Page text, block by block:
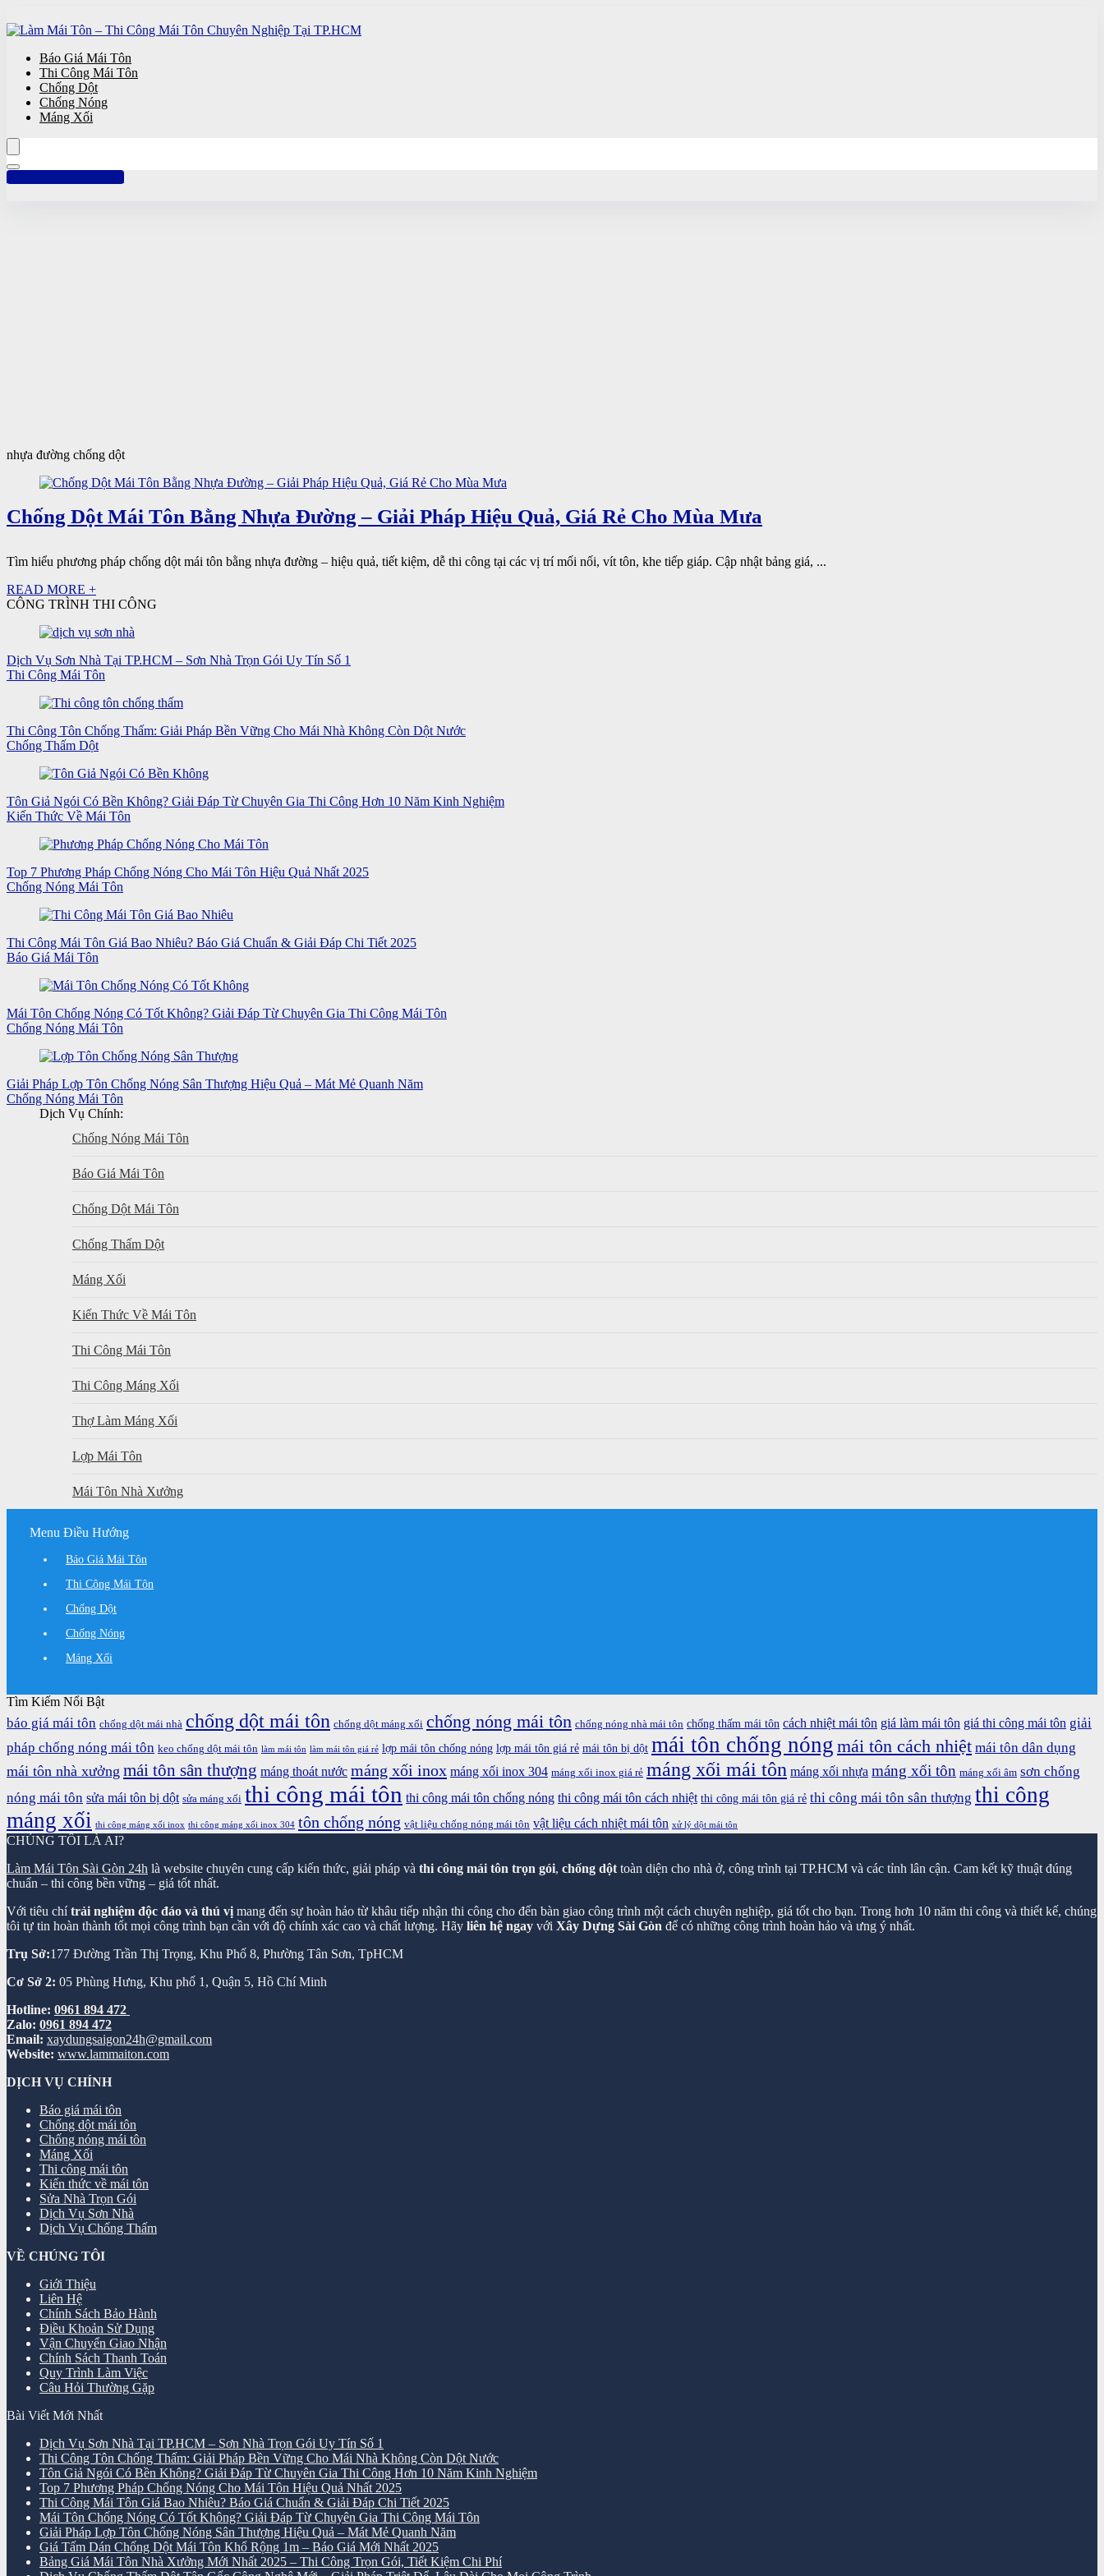
Báo Giá Mái Tôn
Thi Công Mái Tôn
Chống Dột
Chống Nóng
Máng Xối
Hotline: 0961 894 472
nhựa đường chống dột
Chống Dột Mái Tôn Bằng Nhựa Đường – Giải Pháp Hiệu Quả, Giá Rẻ Cho Mùa Mưa
Tìm hiểu phương pháp chống dột mái tôn bằng nhựa đường – hiệu quả, tiết kiệm, dễ thi công tại các vị trí mối nối, vít tôn, khe tiếp giáp. Cập nhật bảng giá, ...
READ MORE +
CÔNG TRÌNH THI CÔNG
Dịch Vụ Sơn Nhà Tại TP.HCM – Sơn Nhà Trọn Gói Uy Tín Số 1
Thi Công Mái Tôn
Thi Công Tôn Chống Thấm: Giải Pháp Bền Vững Cho Mái Nhà Không Còn Dột Nước
Chống Thấm Dột
Tôn Giả Ngói Có Bền Không? Giải Đáp Từ Chuyên Gia Thi Công Hơn 10 Năm Kinh Nghiệm
Kiến Thức Về Mái Tôn
Top 7 Phương Pháp Chống Nóng Cho Mái Tôn Hiệu Quả Nhất 2025
Chống Nóng Mái Tôn
Thi Công Mái Tôn Giá Bao Nhiêu? Báo Giá Chuẩn & Giải Đáp Chi Tiết 2025
Báo Giá Mái Tôn
Mái Tôn Chống Nóng Có Tốt Không? Giải Đáp Từ Chuyên Gia Thi Công Mái Tôn
Chống Nóng Mái Tôn
Giải Pháp Lợp Tôn Chống Nóng Sân Thượng Hiệu Quả – Mát Mẻ Quanh Năm
Chống Nóng Mái Tôn
Dịch Vụ Chính:
Chống Nóng Mái Tôn
Báo Giá Mái Tôn
Chống Dột Mái Tôn
Chống Thấm Dột
Máng Xối
Kiến Thức Về Mái Tôn
Thi Công Mái Tôn
Thi Công Máng Xối
Thợ Làm Máng Xối
Lợp Mái Tôn
Mái Tôn Nhà Xưởng
Menu Điều Hướng
Báo Giá Mái Tôn
Thi Công Mái Tôn
Chống Dột
Chống Nóng
Máng Xối
Tìm Kiếm Nổi Bật
báo giá mái tôn chống dột mái nhà chống dột mái tôn chống dột máng xối chống nóng mái tôn chống nóng nhà mái tôn chống thấm mái tôn cách nhiệt mái tôn giá làm mái tôn giá thi công mái tôn giải
pháp chống nóng mái tôn keo chống dột mái tôn làm mái tôn làm mái tôn giá rẻ lợp mái tôn chống nóng lợp mái tôn giá rẻ mái tôn bị dột mái tôn chống nóng mái tôn cách nhiệt mái tôn dân dụng
mái tôn nhà xưởng mái tôn sân thượng máng thoát nước máng xối inox máng xối inox 304 máng xối inox giá rẻ máng xối mái tôn máng xối nhựa máng xối tôn máng xối âm sơn chống
nóng mái tôn sửa mái tôn bị dột sửa máng xối thi công mái tôn thi công mái tôn chống nóng thi công mái tôn cách nhiệt thi công mái tôn giá rẻ thi công mái tôn sân thượng thi công
máng xối thi công máng xối inox thi công máng xối inox 304 tôn chống nóng vật liệu chống nóng mái tôn vật liệu cách nhiệt mái tôn xử lý dột mái tôn
CHÚNG TÔI LÀ AI?
Làm Mái Tôn Sài Gòn 24h là website chuyên cung cấp kiến thức, giải pháp và thi công mái tôn trọn gói, chống dột toàn diện cho nhà ở, công trình tại TP.HCM và các tỉnh lân cận. Cam kết kỹ thuật đúng
chuẩn – thi công bền vững – giá tốt nhất.
Với tiêu chítrải nghiệm độc đáo và thú vị mang đến sự hoàn hảo từ khâu tiếp nhận thi công cho đến bàn giao công trình một cách chuyên nghiệp, giá tốt cho bạn. Trong hơn 10 năm thi công và thiết kế, chúng
tôi tự tin hoàn thành tốt mọi công trình bạn cần với độ chính xác cao và chất lượng. Hãy liên hệ ngay với Xây Dựng Sài Gòn để có những công trình hoàn hảo và ưng ý nhất.
Trụ Sở:177 Đường Trần Thị Trọng, Khu Phố 8, Phường Tân Sơn, TpHCM
Cơ Sở 2: 05 Phùng Hưng, Khu phố 1, Quận 5, Hồ Chí Minh
Hotline: 0961 894 472
Zalo: 0961 894 472
Email: xaydungsaigon24h@gmail.com
Website: www.lammaiton.com
DỊCH VỤ CHÍNH
Báo giá mái tôn
Chống dột mái tôn
Chống nóng mái tôn
Máng Xối
Thi công mái tôn
Kiến thức về mái tôn
Sửa Nhà Trọn Gói
Dịch Vụ Sơn Nhà
Dịch Vụ Chống Thấm
VỀ CHÚNG TÔI
Giới Thiệu
Liên Hệ
Chính Sách Bảo Hành
Điều Khoản Sử Dụng
Vận Chuyển Giao Nhận
Chính Sách Thanh Toán
Quy Trình Làm Việc
Câu Hỏi Thường Gặp
Bài Viết Mới Nhất
Dịch Vụ Sơn Nhà Tại TP.HCM – Sơn Nhà Trọn Gói Uy Tín Số 1
Thi Công Tôn Chống Thấm: Giải Pháp Bền Vững Cho Mái Nhà Không Còn Dột Nước
Tôn Giả Ngói Có Bền Không? Giải Đáp Từ Chuyên Gia Thi Công Hơn 10 Năm Kinh Nghiệm
Top 7 Phương Pháp Chống Nóng Cho Mái Tôn Hiệu Quả Nhất 2025
Thi Công Mái Tôn Giá Bao Nhiêu? Báo Giá Chuẩn & Giải Đáp Chi Tiết 2025
Mái Tôn Chống Nóng Có Tốt Không? Giải Đáp Từ Chuyên Gia Thi Công Mái Tôn
Giải Pháp Lợp Tôn Chống Nóng Sân Thượng Hiệu Quả – Mát Mẻ Quanh Năm
Giá Tấm Dán Chống Dột Mái Tôn Khổ Rộng 1m – Báo Giá Mới Nhất 2025
Bảng Giá Mái Tôn Nhà Xưởng Mới Nhất 2025 – Thi Công Trọn Gói, Tiết Kiệm Chi Phí